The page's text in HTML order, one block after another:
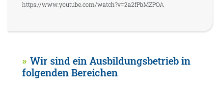
https://www.youtube.com/watch?v=2a2fPbMZPOA
Wir sind ein Ausbildungsbetrieb in
folgenden Bereichen